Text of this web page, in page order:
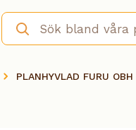
PLANHYVLAD FURU